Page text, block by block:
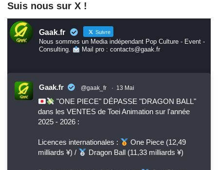
Suis nous sur X !
Gaak.fr Suivre
Nous sommes un Media indépendant Pop Culture - Event -
Consulting.
Mail pro : contacts@gaak.fr
Gaak.fr @gaak_fr · 13 Mai
"ONE PIECE" DÉPASSE "DRAGON BALL"
dans les VENTES de Toei Animation sur l'année
2025 - 2026 :
Licences internationales :
One Piece (12,49
milliards ¥) /
Dragon Ball (11,33 milliards ¥)